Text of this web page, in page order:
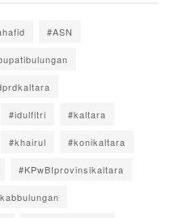
#ASN
#idulfitri #kaltara
#khairul #konikaltara
#KPwBIprovinsikaltara